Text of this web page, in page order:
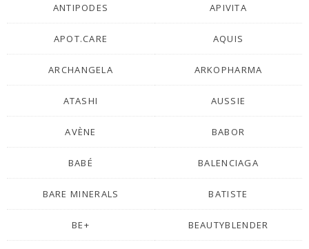
ANTIPODES APIVITA
APOT.CARE AQUIS
ARCHANGELA ARKOPHARMA
ATASHI AUSSIE
AVÈNE BABOR
BABÉ BALENCIAGA
BARE MINERALS BATISTE
BE+ BEAUTYBLENDER